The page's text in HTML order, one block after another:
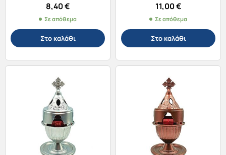
8,40€
Σε απόθεμα
Στο καλάθι
11,00€
Σε απόθεμα
Στο καλάθι